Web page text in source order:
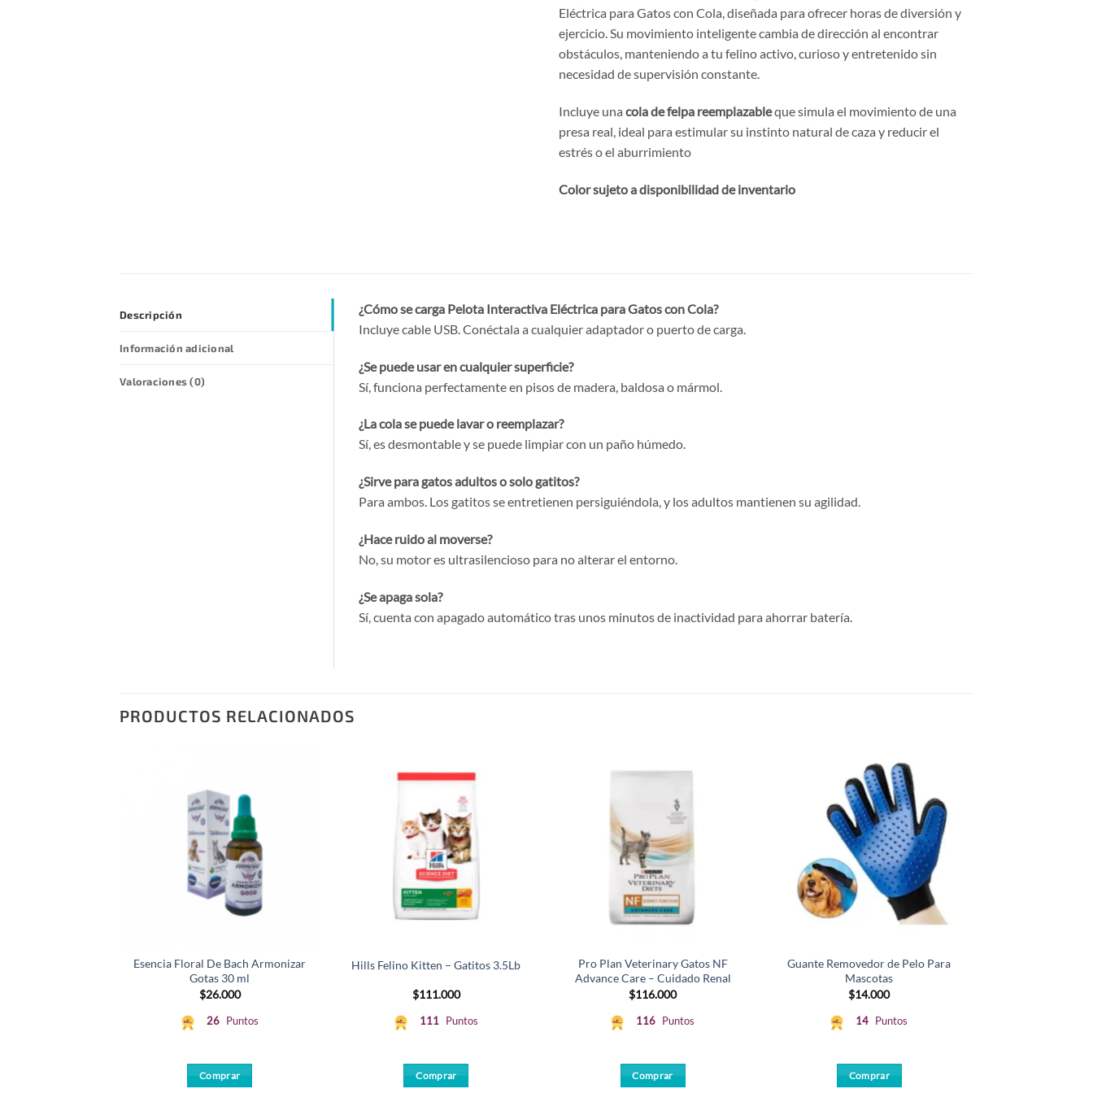
Eléctrica para Gatos con Cola, diseñada para ofrecer horas de diversión y
ejercicio. Su movimiento inteligente cambia de dirección al encontrar
obstáculos, manteniendo a tu felino activo, curioso y entretenido sin
necesidad de supervisión constante.
Incluye una cola de felpa reemplazableque simula el movimiento de una
presa real, ideal para estimular su instinto natural de caza y reducir el
estrés o el aburrimiento
Color sujeto a disponibilidad de inventario
Descripción
Información adicional
Valoraciones (0)
¿Cómo se carga Pelota Interactiva Eléctrica para Gatos con Cola?
Incluye cable USB. Conéctala a cualquier adaptador o puerto de carga.
¿Se puede usar en cualquier superficie?
Sí, funciona perfectamente en pisos de madera, baldosa o mármol.
¿La cola se puede lavar o reemplazar?
Sí, es desmontable y se puede limpiar con un paño húmedo.
¿Sirve para gatos adultos o solo gatitos?
Para ambos. Los gatitos se entretienen persiguiéndola, y los adultos mantienen su agilidad.
¿Hace ruido al moverse?
No, su motor es ultrasilencioso para no alterar el entorno.
¿Se apaga sola?
Sí, cuenta con apagado automático tras unos minutos de inactividad para ahorrar batería.
PRODUCTOS RELACIONADOS
Esencia Floral De Bach Armonizar
Gotas 30 ml
$26.000
26 Puntos
Comprar
Hills Felino Kitten – Gatitos 3.5Lb
$111.000
111 Puntos
Comprar
Pro Plan Veterinary Gatos NF
Advance Care – Cuidado Renal
$116.000
116 Puntos
Comprar
Guante Removedor de Pelo Para
Mascotas
$14.000
14 Puntos
Comprar